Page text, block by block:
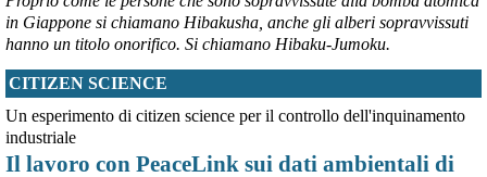
@peacelink - 10/8/2026 7:08
ansa.it/sito/notizie/mondo/202
Sale a 5 morti il bilancio del raid ucraino su Belgorod, 'colpiti edifici
civili'. Fonti russe citate da Sky denunciano eccidio in un
caseggiato.
#Belgorod #civili
in Giappone si chiamano Hibakusha, anche gli alberi sopravvissuti
hanno un titolo onorifico. Si chiamano Hibaku-Jumoku.
CITIZEN SCIENCE
Un esperimento di citizen science per il controllo dell'inquinamento
industriale
Il lavoro con PeaceLink sui dati ambientali di